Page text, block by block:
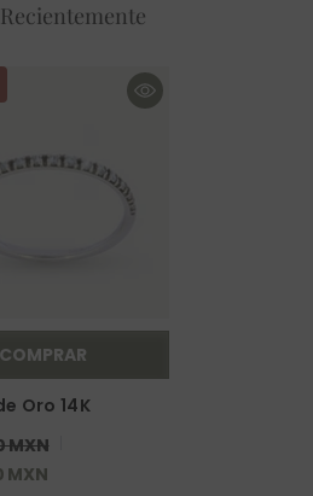
COMPRAR
Oro 14K
MXN
MXN